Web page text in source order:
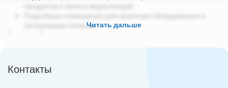
продуктов и записи видеолекций;
Подсобные помещения для хранения оборудования и
организации питания.
Предоставление помещения для проведения
Читать дальше
Контакты